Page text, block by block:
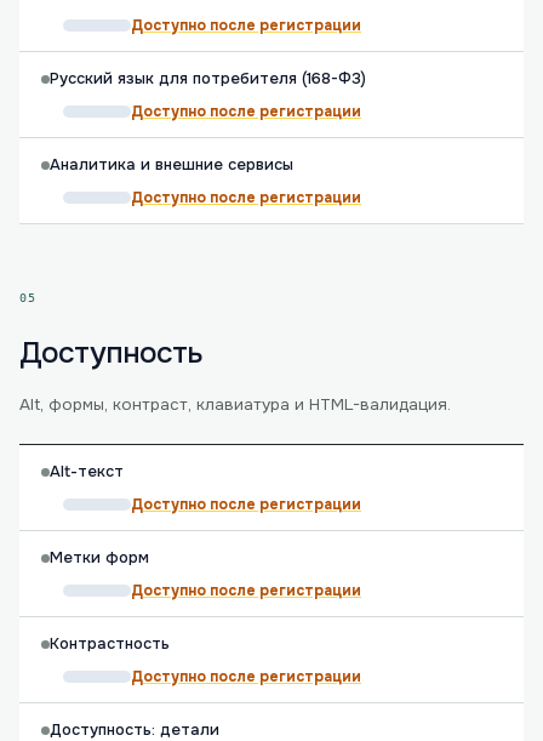
Доступно после регистрации
Русский язык для потребителя (168-ФЗ)
Доступно после регистрации
Аналитика и внешние сервисы
Доступно после регистрации
05
Доступность
Alt, формы, контраст, клавиатура и HTML-валидация.
Alt-текст
Доступно после регистрации
Метки форм
Доступно после регистрации
Контрастность
Доступно после регистрации
Доступность: детали